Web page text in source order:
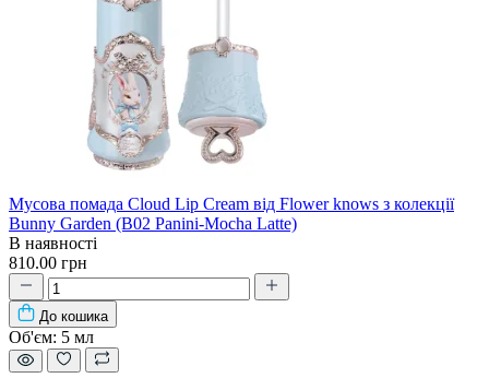
Мусова помада Cloud Lip Cream від Flower knows з колекції
Bunny Garden (B02 Panini-Mocha Latte)
В наявності
810.00 грн
До кошика
Об'єм: 5 мл